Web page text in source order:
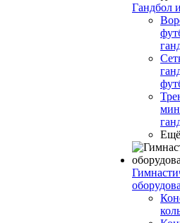
Гандбол
Ещё